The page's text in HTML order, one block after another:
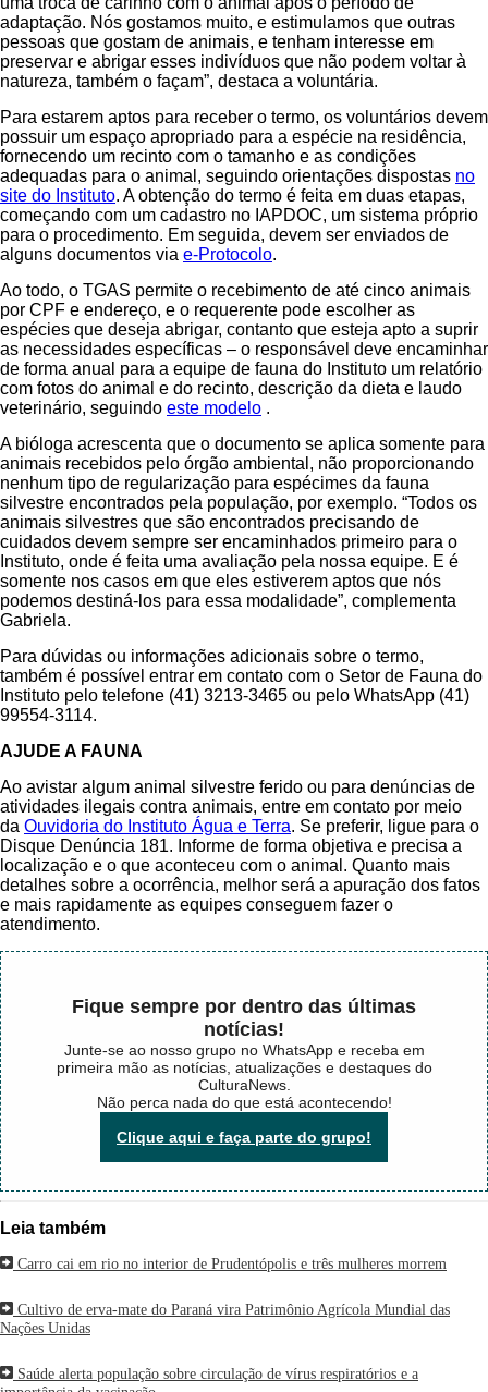
adaptação. Nós gostamos muito, e estimulamos que outras
pessoas que gostam de animais, e tenham interesse em
preservar e abrigar esses indivíduos que não podem voltar à
natureza, também o façam”, destaca a voluntária.
Para estarem aptos para receber o termo, os voluntários devem
possuir um espaço apropriado para a espécie na residência,
fornecendo um recinto com o tamanho e as condições
adequadas para o animal, seguindo orientações dispostas no
site do Instituto. A obtenção do termo é feita em duas etapas,
começando com um cadastro no IAPDOC, um sistema próprio
para o procedimento. Em seguida, devem ser enviados de
alguns documentos via e-Protocolo.
Ao todo, o TGAS permite o recebimento de até cinco animais
por CPF e endereço, e o requerente pode escolher as
espécies que deseja abrigar, contanto que esteja apto a suprir
as necessidades específicas – o responsável deve encaminhar
de forma anual para a equipe de fauna do Instituto um relatório
com fotos do animal e do recinto, descrição da dieta e laudo
veterinário, seguindo este modelo .
A bióloga acrescenta que o documento se aplica somente para
animais recebidos pelo órgão ambiental, não proporcionando
nenhum tipo de regularização para espécimes da fauna
silvestre encontrados pela população, por exemplo. “Todos os
animais silvestres que são encontrados precisando de
cuidados devem sempre ser encaminhados primeiro para o
Instituto, onde é feita uma avaliação pela nossa equipe. E é
somente nos casos em que eles estiverem aptos que nós
podemos destiná-los para essa modalidade”, complementa
Gabriela.
Para dúvidas ou informações adicionais sobre o termo,
também é possível entrar em contato com o Setor de Fauna do
Instituto pelo telefone (41) 3213-3465 ou pelo WhatsApp (41)
99554-3114.
AJUDE A FAUNA
Ao avistar algum animal silvestre ferido ou para denúncias de
atividades ilegais contra animais, entre em contato por meio
da Ouvidoria do Instituto Água e Terra. Se preferir, ligue para o
Disque Denúncia 181. Informe de forma objetiva e precisa a
localização e o que aconteceu com o animal. Quanto mais
detalhes sobre a ocorrência, melhor será a apuração dos fatos
e mais rapidamente as equipes conseguem fazer o
atendimento.
Fique sempre por dentro das últimas
notícias!
Junte-se ao nosso grupo no WhatsApp e receba em
primeira mão as notícias, atualizações e destaques do
CulturaNews.
Não perca nada do que está acontecendo!
Clique aqui e faça parte do grupo!
Leia também
Carro cai em rio no interior de Prudentópolis e três mulheres morrem
Cultivo de erva-mate do Paraná vira Patrimônio Agrícola Mundial das
Nações Unidas
Saúde alerta população sobre circulação de vírus respiratórios e a